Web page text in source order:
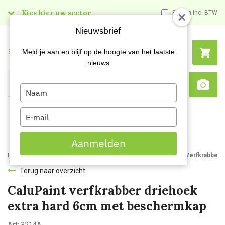
Kies hier uw sector Prijzen inc. BTW
Search
Menu
Home Webshop Schildersartikelen Verfkrabbers CaluPaint Verfkrabber
Terug naar overzicht
CaluPaint verfkrabber driehoek
extra hard 6cm met beschermkap
Nieuwsbrief
Meld je aan en blijf op de hoogte van het laatste
nieuws
Type
your
name
Type
your
email
Aanmelden